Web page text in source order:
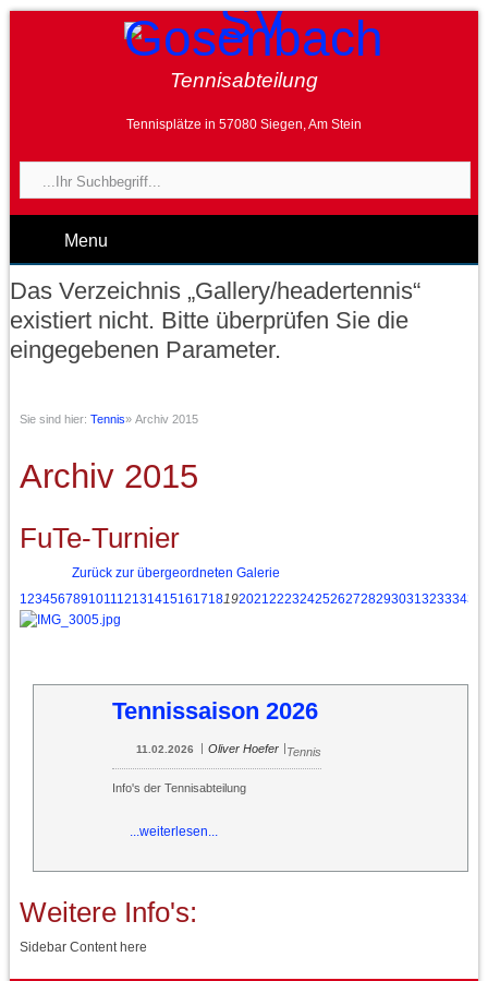
Tennisabteilung
Tennisplätze in 57080 Siegen, Am Stein
Menu
Das Verzeichnis „Gallery/headertennis“
existiert nicht. Bitte überprüfen Sie die
eingegebenen Parameter.
Sie sind hier: Tennis» Archiv 2015
Archiv 2015
FuTe-Turnier
Zurück zur übergeordneten Galerie
1 234567891011 12131415161718192021 22232425262728293031 32333435
Tennissaison 2026
11.02.2026 | Oliver Hoefer |Tennis
Info's der Tennisabteilung
...weiterlesen...
Weitere Info's:
Sidebar Content here